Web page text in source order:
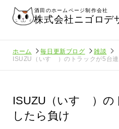
酒田のホームページ制作会社
株式会社ニゴロデ
ホーム 毎日更新ブログ
雑談
ISUZU（いすゞ）のトラックが5台
ISUZU（いすゞ）
したら負け